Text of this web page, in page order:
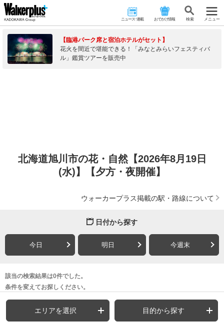
ニュース･連載 おでかけ情報 検 索 メニュー
【臨港パーク席と宿泊ホテルがセット】
花火を間近で堪能できる！「みなとみらいフェスティバ
ル」鑑賞ツアーを販売中
北海道旭川市の花・自然【2026年8月19日
(水)】【夕方・夜開催】
ウォーカープラス掲載の駅・路線について
日付から探す
今日 明日 今週末
該当の検索結果は0件でした。
条件を変えてお探しください。
エリアを選択 目的から探す